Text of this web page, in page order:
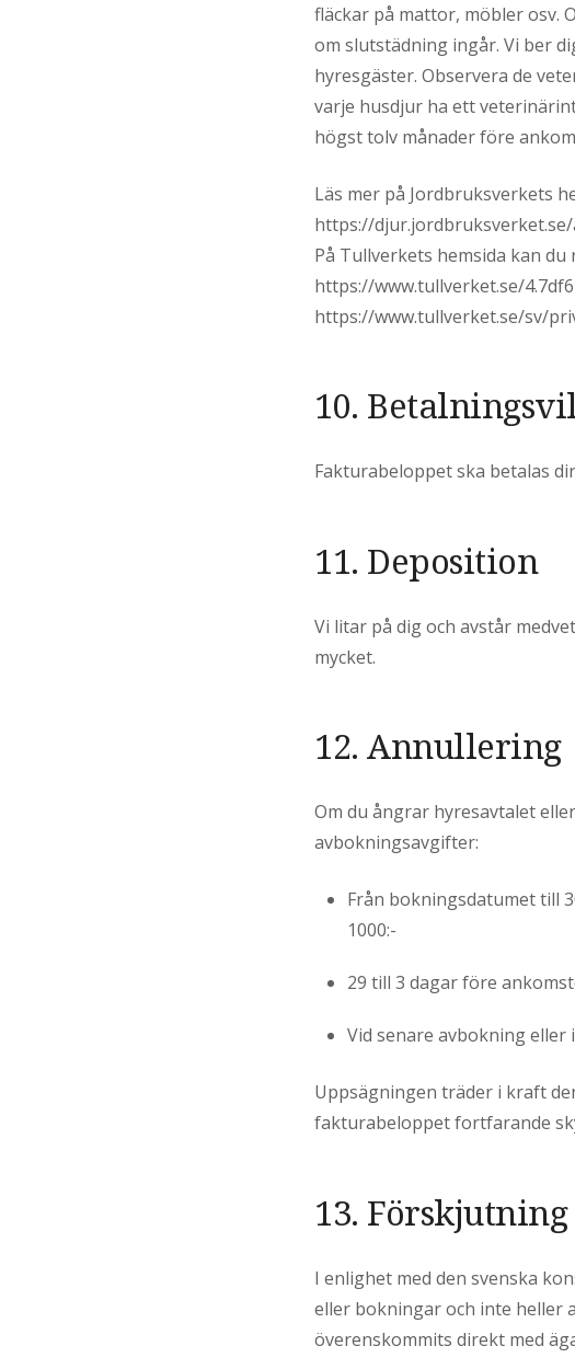
fläckar på mattor, möbler osv.
om slutstädning ingår. Vi ber
hyresgäster. Observera de
varje husdjur ha ett
högst tolv månader före
Läs mer på Jordbruksverkets
https://
På Tullverkets hemsida kan
https://www.tullverket.se/
https://www.tullverket.se/sv/
10.
Fakturabeloppet ska betalas
11. Deposition
Vi litar på dig och avstår
mycket.
12. Annullering
Om du ångrar hyresavtalet
avbokningsavgifter:
Från bokningsdatumet till
1000:-
29 till 3 dagar före
Vid senare avbokning eller
Uppsägningen träder i kraft
fakturabeloppet fortfarande
13.
I enlighet med den svenska
eller bokningar och inte heller
överenskommits direkt med